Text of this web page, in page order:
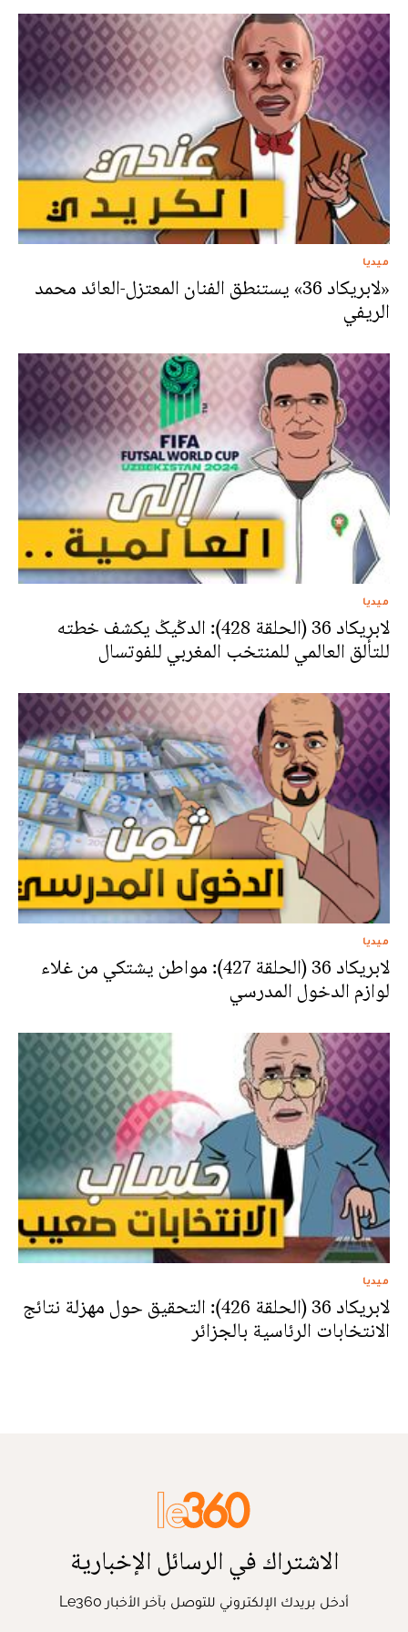
ميديا
«لابريكاد 36» يستنطق الفنان المعتزل-العائد محمد
الريفي
ميديا
لابريكاد 36 (الحلقة 428): الدݣيݣ يكشف خطته
للتألق العالمي للمنتخب المغربي للفوتسال
ميديا
لابريكاد 36 (الحلقة 427): مواطن يشتكي من غلاء
لوازم الدخول المدرسي
ميديا
لابريكاد 36 (الحلقة 426): التحقيق حول مهزلة نتائج
الانتخابات الرئاسية بالجزائر
الاشتراك في الرسائل الإخبارية
أدخل بريدك الإلكتروني للتوصل بآخر الأخبار Le360